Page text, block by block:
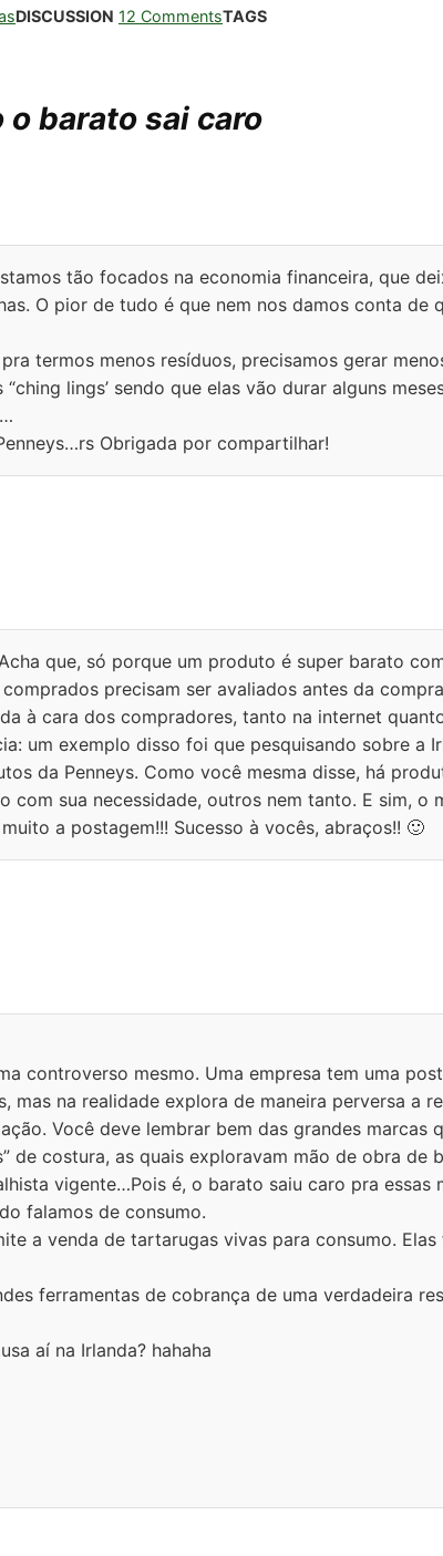
DISCUSSION 12 CommentsTAGS
o barato sai caro
tão focados na economia financeira, que
O pior de tudo é que nem nos damos conta de
termos menos resíduos, precisamos gerar
lings’ sendo que elas vão durar alguns
Obrigada por compartilhar!
que, só porque um produto é super barato
precisam ser avaliados antes da
à cara dos compradores, tanto na internet
um exemplo disso foi que pesquisando sobre a
da Penneys. Como você mesma disse, há
com sua necessidade, outros nem tanto. E sim, o
a postagem!!! Sucesso à vocês, abraços!! 🙂
controverso mesmo. Uma empresa tem uma
mas na realidade explora de maneira perversa a
Você deve lembrar bem das grandes marcas
de costura, as quais exploravam mão de obra de
vigente…Pois é, o barato saiu caro pra essas
falamos de consumo.
a venda de tartarugas vivas para consumo.
ferramentas de cobrança de uma verdadeira
aí na Irlanda? hahaha